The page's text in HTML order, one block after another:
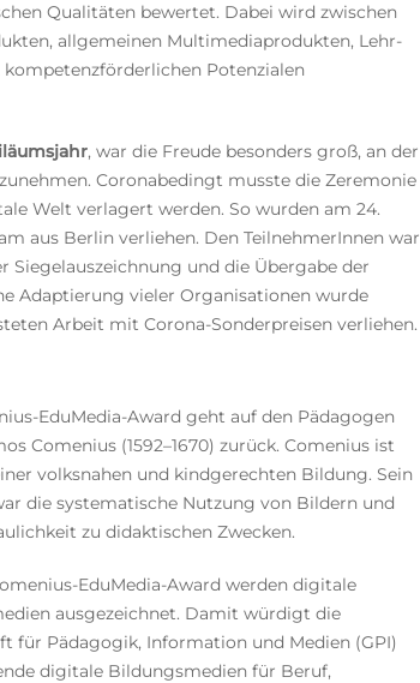
Qualitäten bewertet. Dabei wird zwischen
allgemeinen Multimediaprodukten, Lehr-
Potenzialen
, war die Freude besonders groß, an der
Coronabedingt musste die Zeremonie
Welt verlagert werden. So wurden am 24.
aus Berlin verliehen. Den TeilnehmerInnen war
und die Übergabe der
Adaptierung vieler Organisationen wurde
Arbeit mit Corona-Sonderpreisen verliehen.
EduMedia-Award geht auf den Pädagogen
Comenius (1592–1670) zurück. Comenius ist
volksnahen und kindgerechten Bildung. Sein
die systematische Nutzung von Bildern und
zu didaktischen Zwecken.
EduMedia-Award werden digitale
ausgezeichnet. Damit würdigt die
für Pädagogik, Information und Medien (GPI)
digitale Bildungsmedien für Beruf,